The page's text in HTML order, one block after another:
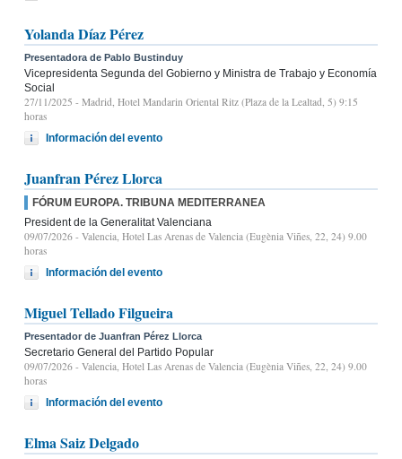
Yolanda Díaz Pérez
Presentadora de Pablo Bustinduy
Vicepresidenta Segunda del Gobierno y Ministra de Trabajo y Economía
Social
27/11/2025 - Madrid, Hotel Mandarin Oriental Ritz (Plaza de la Lealtad, 5) 9:15
horas
Información del evento
Juanfran Pérez Llorca
FÓRUM EUROPA. TRIBUNA MEDITERRANEA
President de la Generalitat Valenciana
09/07/2026 - Valencia, Hotel Las Arenas de Valencia (Eugènia Viñes, 22, 24) 9.00
horas
Información del evento
Miguel Tellado Filgueira
Presentador de Juanfran Pérez Llorca
Secretario General del Partido Popular
09/07/2026 - Valencia, Hotel Las Arenas de Valencia (Eugènia Viñes, 22, 24) 9.00
horas
Información del evento
Elma Saiz Delgado